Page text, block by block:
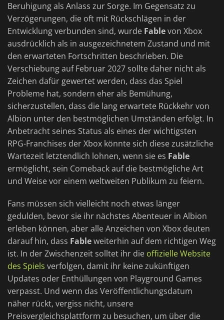
Beruhigung als Anlass zur Sorge. Im Gegensatz zu
Verzögerungen, die oft mit Rückschlägen in der
Entwicklung verbunden sind, wurde Fablevon Xbox
ausdrücklich als in ausgezeichnetem Zustand und mit
den erwarteten Fortschritten beschrieben. Die
Verschiebung auf Februar 2027 sollte daher nicht als
Zeichen dafür gewertet werden, dass das Spiel
Probleme hat, sondern eher als Bemühung,
sicherzustellen, dass die lang erwartete Rückkehr von
Albion unter den bestmöglichen Umständen erfolgt. In
Anbetracht seines Status als eines der wichtigsten
RPG-Franchises der Xbox könnte sich diese zusätzliche
Wartezeit letztendlich lohnen, wenn sie es Fable
ermöglicht, sein Comeback auf die bestmögliche Art
und Weise vor einem weltweiten Publikum zu feiern.
Fans müssen sich vielleicht noch etwas länger
gedulden, bevor sie ihr nächstes Abenteuer in Albion
erleben können, aber alle Anzeichen von Xbox deuten
darauf hin, dass Fableweiterhin auf dem richtigen Weg
ist. In der Zwischenzeit solltet ihr die offizielle Website
des Spiels verfolgen, damit ihr keine zukünftigen
Updates oder Enthüllungen von Playground Games
verpasst. Und wenn das Veröffentlichungsdatum
näher rückt, vergiss nicht, unsere
Preisvergleichsplattform zu besuchen, um über die